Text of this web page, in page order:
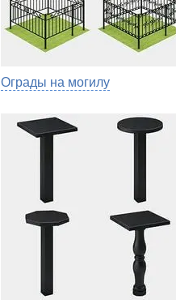
Ограды на могилу